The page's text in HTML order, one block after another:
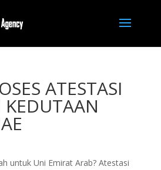
ATESTASI
KEDUTAAN
untuk Uni Emirat Arab? Atestasi